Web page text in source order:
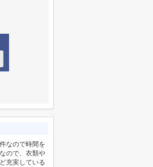
なので時間を
ので、衣類や
充実している